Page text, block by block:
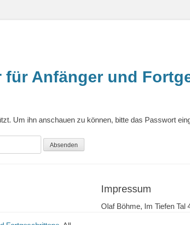
Anfänger und
Um ihn anschauen zu können, bitte das Passwort
Impressum
Olaf Böhme, Im Tiefen Tal